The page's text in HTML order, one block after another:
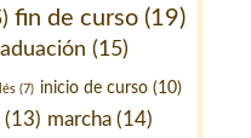
fin de curso (19)
(15)
(7) inicio de curso(10)
(13) marcha (14)